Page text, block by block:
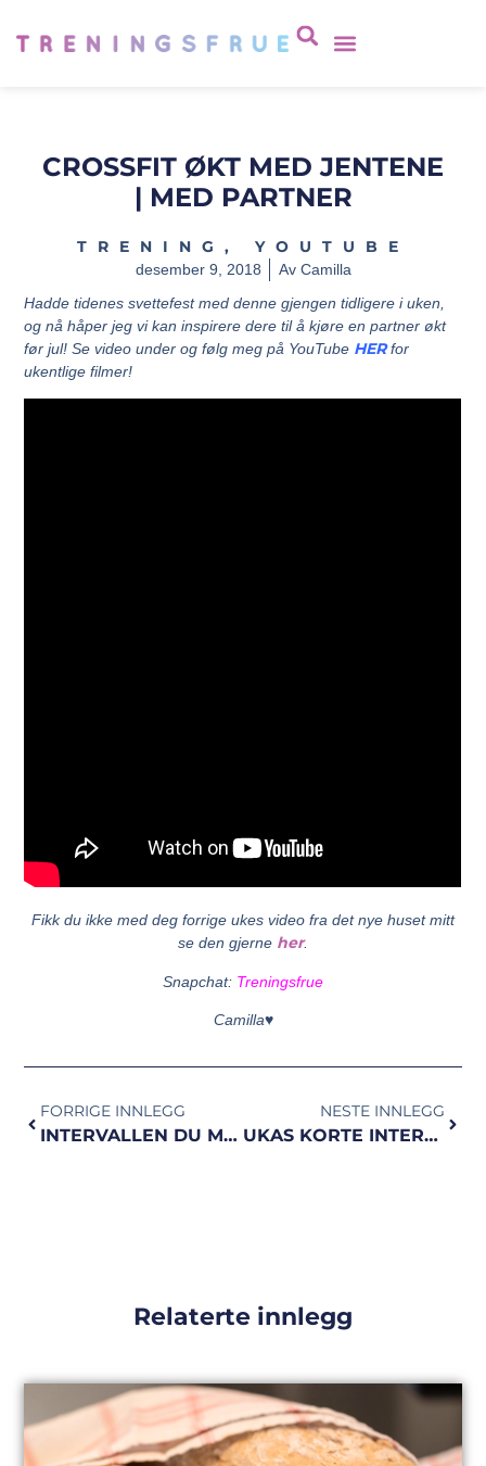
CROSSFIT ØKT MED JENTENE
| MED PARTNER
TRENING , YOUTUBE
desember 9, 2018 AvCamilla
Hadde tidenes svettefest med denne gjengen tidligere i uken,
og nå håper jeg vi kan inspirere dere til å kjøre en partner økt
før jul! Se video under og følg meg på YouTube HERfor
ukentlige filmer!
Fikk du ikke med deg forrige ukes video fra det nye huset mitt
se den gjerne her.
Snapchat: Treningsfrue
Camilla♥
FORRIGE INNLEGG
INTERVALLEN DU MÅ PRØVE | ukas intervall!
NESTE INNLEGG
UKAS KORTE INTERVALLER | 45/15 sek
Relaterte innlegg